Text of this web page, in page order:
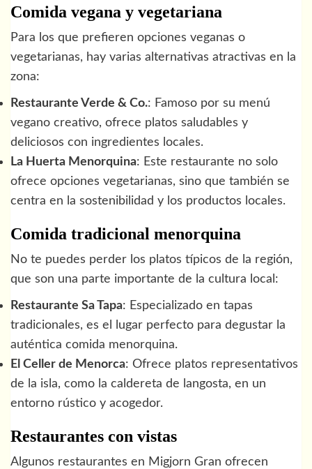
Comida vegana y vegetariana
Para los que prefieren opciones veganas o
vegetarianas, hay varias alternativas atractivas en la
zona:
Restaurante Verde & Co.: Famoso por su menú
vegano creativo, ofrece platos saludables y
deliciosos con ingredientes locales.
La Huerta Menorquina: Este restaurante no solo
ofrece opciones vegetarianas, sino que también se
centra en la sostenibilidad y los productos locales.
Comida tradicional menorquina
No te puedes perder los platos típicos de la región,
que son una parte importante de la cultura local:
Restaurante Sa Tapa: Especializado en tapas
tradicionales, es el lugar perfecto para degustar la
auténtica comida menorquina.
El Celler de Menorca: Ofrece platos representativos
de la isla, como la caldereta de langosta, en un
entorno rústico y acogedor.
Restaurantes con vistas
Algunos restaurantes en Migjorn Gran ofrecen